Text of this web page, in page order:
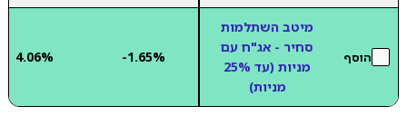
הוסף
מיטב השתלמות
סחיר - אג"ח עם
מניות (עד 25%
מניות)
-1.65%
4.06%